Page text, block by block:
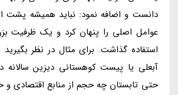
دانست و اضافه نمود: نباید همیشه پشت
عوامل اصلی را پنهان کرد و یک ظرفیت
استفاده گذاشت. برای مثال در نظر
آبعلی یا پیست کوهستانی دیزین
حتی تابستان چه حجم از منابع اقتصادی و